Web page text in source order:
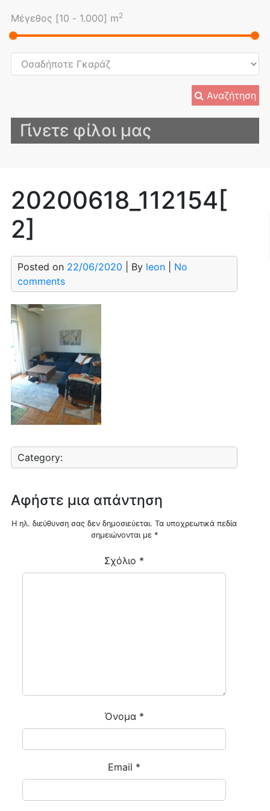
Μέγεθος [10 - 1.000] m2
Αναζήτηση
Γίνετε φίλοι μας
20200618_112154[
2]
Posted on 22/06/2020 | By leon| No
comments
Category:
Αφήστε μια απάντηση
Η ηλ. διεύθυνση σας δεν δημοσιεύεται. Τα υποχρεωτικά πεδία
σημειώνονται με *
Σχόλιο *
Όνομα *
Email *